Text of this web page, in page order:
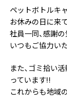
ペットボトルキ
お休みの日に来
社員一同、感謝
いつもご協力い
また、ゴミ拾い
っています!!
これからも地域